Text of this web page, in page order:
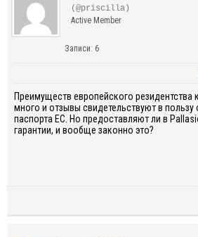
(@priscilla)
Active Member
Записи: 6
Преимуществ европейского резидентства
много и отзывы свидетельствуют в
паспорта ЕС. Но предоставляют ли в
гарантии, и вообще законно это?